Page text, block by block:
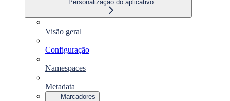
Personalização do aplicativo
Visão geral
Configuração
Namespaces
Metadata
Marcadores